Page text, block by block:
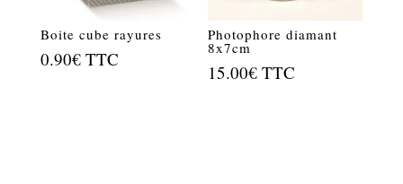
Boite cube rayures
0.90€ TTC
Photophore diamant
8x7cm
15.00€ TTC